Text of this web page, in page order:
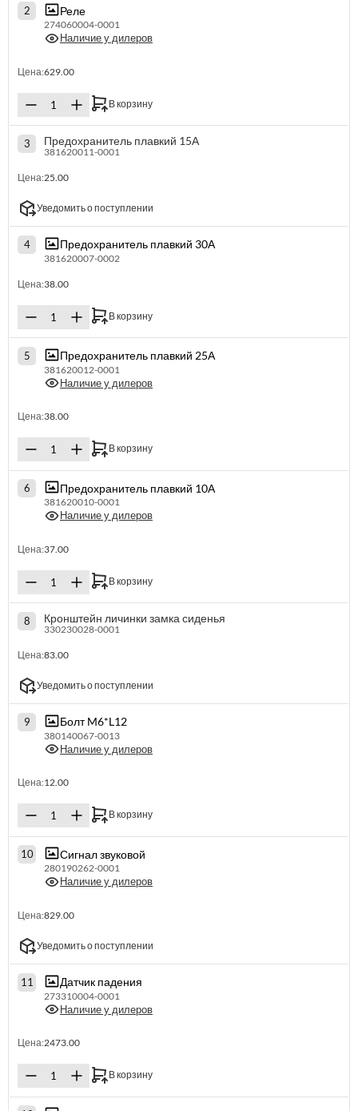
2 Реле
274060004-0001
Наличие у дилеров
Цена:629.00
В корзину
3 Предохранитель плавкий 15А
381620011-0001
Цена:25.00
Уведомить о поступлении
4 Предохранитель плавкий 30А
381620007-0002
Цена:38.00
В корзину
5 Предохранитель плавкий 25А
381620012-0001
Наличие у дилеров
Цена:38.00
В корзину
6 Предохранитель плавкий 10А
381620010-0001
Наличие у дилеров
Цена:37.00
В корзину
8 Кронштейн личинки замка сиденья
330230028-0001
Цена:83.00
Уведомить о поступлении
9 Болт M6*L12
380140067-0013
Наличие у дилеров
Цена:12.00
В корзину
10 Сигнал звуковой
280190262-0001
Наличие у дилеров
Цена:829.00
Уведомить о поступлении
11 Датчик падения
273310004-0001
Наличие у дилеров
Цена:2473.00
В корзину